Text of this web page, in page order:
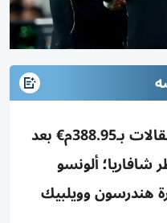
تشيلسي يتصدر سوق الانتقالات بـ388.95م€ بعد
وينتظر شافاريا؛ ألونسو
هندرسون وويلبيك